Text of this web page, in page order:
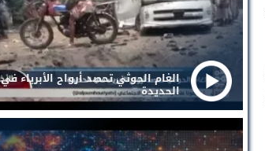
الغام الحوثي تحصد أرواح الأبرياء في
الحديدة